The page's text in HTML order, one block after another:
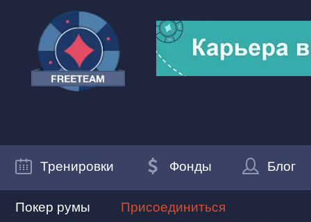
Тренировки Фонды Блог
Покер румы Присоединиться